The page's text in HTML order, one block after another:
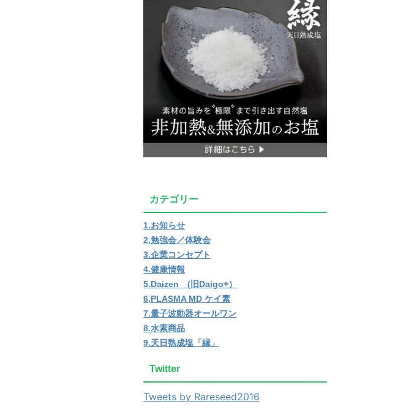
カテゴリー
1.お知らせ
2.勉強会／体験会
3.企業コンセプト
4.健康情報
5.Daizen (旧Daigo+）
6,PLASMA MD ケイ素
7.量子波動器オールワン
8.水素商品
9.天日熟成塩「縁」
Twitter
Tweets by Rareseed2016